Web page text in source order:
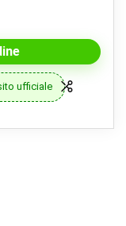
ufficiale